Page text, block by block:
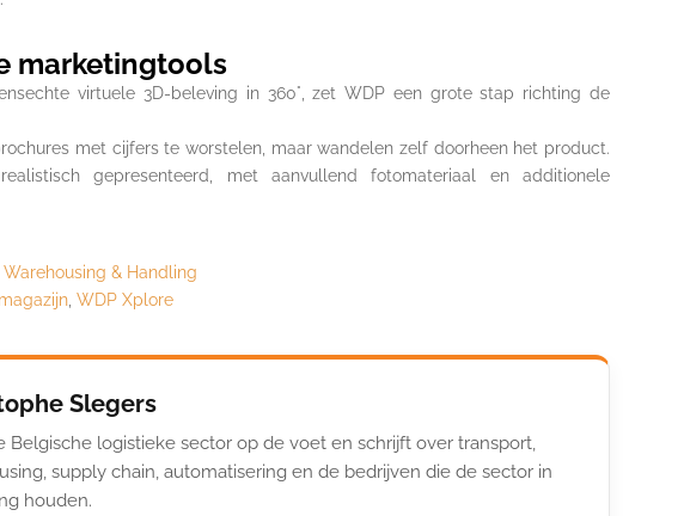
marketingtools
virtuele 3D-beleving in 360°, zet WDP een grote stap richting de
met cijfers te worstelen, maar wandelen zelf doorheen het product.
gepresenteerd, met aanvullend fotomateriaal en additionele
Warehousing & Handling
WDP Xplore
Slegers
Belgische logistieke sector op de voet en schrijft over transport,
supply chain, automatisering en de bedrijven die de sector in
houden.